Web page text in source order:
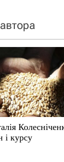
і курсу